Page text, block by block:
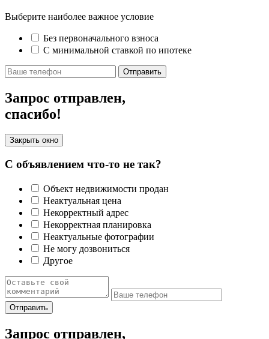
Выберите наиболее важное условие
Без первоначального взноса
С минимальной ставкой по ипотеке
Отправить
Запрос отправлен,
спасибо!
Закрыть окно
С объявлением что-то не так?
Объект недвижимости продан
Неактуальная цена
Некорректный адрес
Некорректная планировка
Неактуальные фотографии
Не могу дозвониться
Другое
Отправить
Запрос отправлен,